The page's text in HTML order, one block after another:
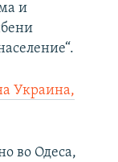
и
Украина,
во Одеса,